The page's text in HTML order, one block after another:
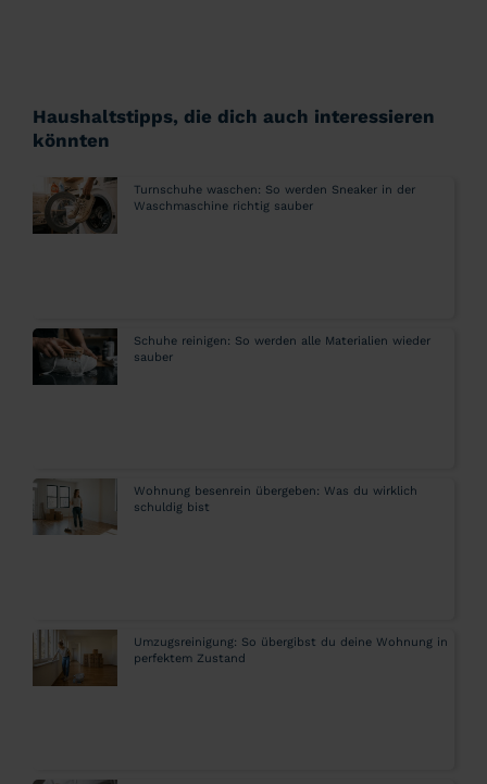
Haushaltstipps, die dich auch interessieren
könnten
Turnschuhe waschen: So werden Sneaker in der
Waschmaschine richtig sauber
Schuhe reinigen: So werden alle Materialien wieder
sauber
Wohnung besenrein übergeben: Was du wirklich
schuldig bist
Umzugsreinigung: So übergibst du deine Wohnung in
perfektem Zustand